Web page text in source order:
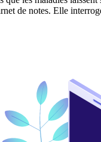
de notes. Elle